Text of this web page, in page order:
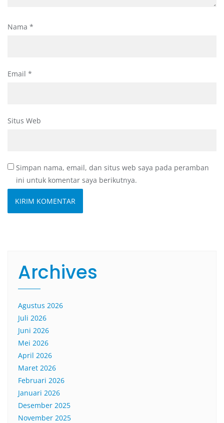
Nama *
Email *
Situs Web
Simpan nama, email, dan situs web saya pada peramban
ini untuk komentar saya berikutnya.
Archives
Agustus 2026
Juli 2026
Juni 2026
Mei 2026
April 2026
Maret 2026
Februari 2026
Januari 2026
Desember 2025
November 2025